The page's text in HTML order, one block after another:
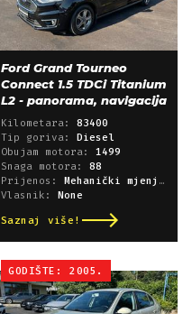
Ford Grand Tourneo
Connect 1.5 TDCi Titanium
L2 - panorama, navigacija
Kilometara: 83400
Tip goriva:
Diesel
Obujam motora: 1499
Snaga motora: 88
Prijenos:
Mehanički mjenjač
Vlasnik:
None
Saznaj više!
GODIŠTE: 2005.